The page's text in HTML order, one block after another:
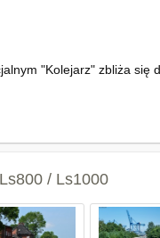
"Kolejarz" zbliża
/ Ls1000